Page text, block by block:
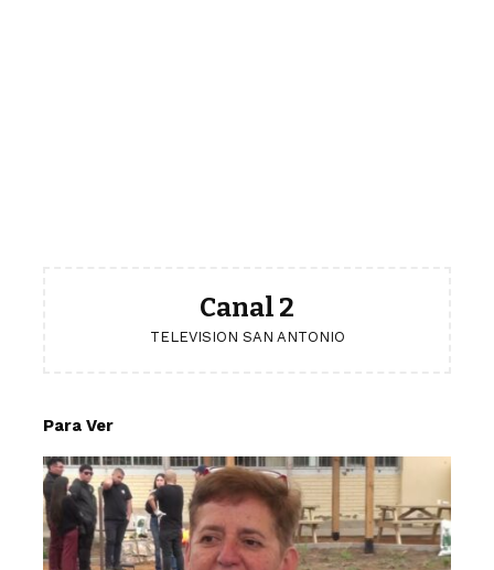
Canal 2
TELEVISION SAN ANTONIO
Para Ver